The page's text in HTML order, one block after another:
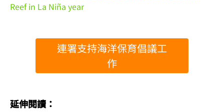
Reef in La Niña year
連署支持海洋保育倡議工
作
延伸閱讀：